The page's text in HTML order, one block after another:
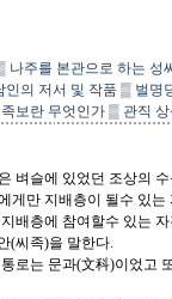
나주를 본관으로 하는 성
인의 저서 및 작품 ▒ 벌명
족보란 무엇인가 ▒ 관직
벼슬에 있었던 조상의
게만 지배층이 될수 있
배층에 참여할수 있는
(씨족)을 말한다.
로는 문과(文科)이었고